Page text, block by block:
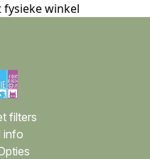
winkel
filters
info